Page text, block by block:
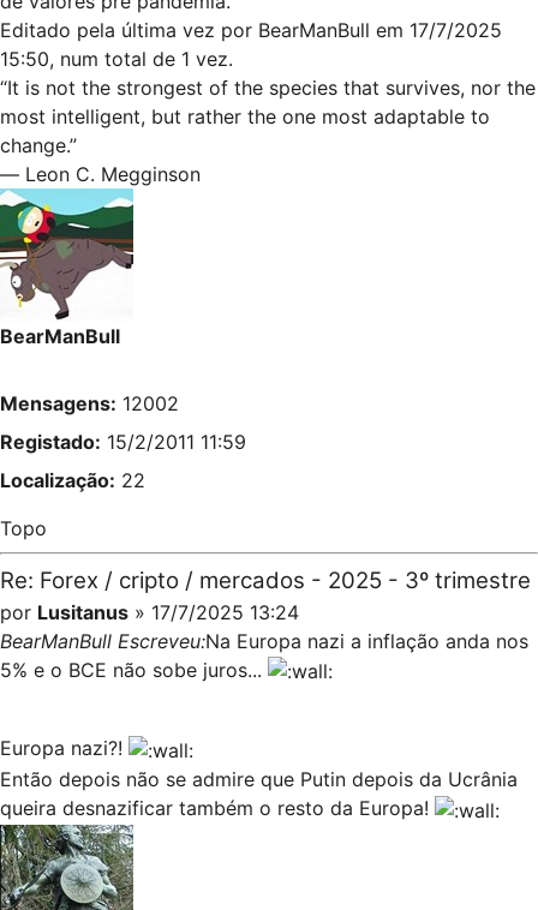
Editado pela última vez por BearManBull em 17/7/2025
15:50, num total de 1 vez.
“It is not the strongest of the species that survives, nor the
most intelligent, but rather the one most adaptable to
change.”
― Leon C. Megginson
BearManBull
Mensagens: 12002
Registado: 15/2/2011 11:59
Localização: 22
Topo
Re: Forex / cripto / mercados - 2025 - 3º trimestre
por Lusitanus » 17/7/2025 13:24
BearManBull Escreveu:Na Europa nazi a inflação anda nos
5% e o BCE não sobe juros...
Europa nazi?!
Então depois não se admire que Putin depois da Ucrânia
queira desnazificar também o resto da Europa!